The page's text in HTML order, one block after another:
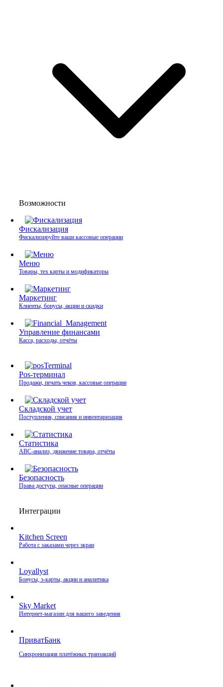
Возможности
Фискализация
Фискализируйте ваши кассовые операции
Меню
Товары, тех карты и модификаторы
Маркетинг
Клиенты, бонусы, акции и скидки
Управление финансами
Касса, расходы, отчёты
Pos-терминал
Продажи, печать чеков, кассовые операции
Складской учет
Поступления, списания и инвентаризация
Статистика
ABC-анализ, движение товара, отчёты
Безопасность
Права доступа, опасные операции
Интеграции
Kitchen Screen
Работа с заказами через экран
Loyallyst
Бонусы, э‑карты, акции и аналитика
Sky Market
Интернет‑магазин для вашего заведения
ПриватБанк
Синхронизация платёжных транзакций